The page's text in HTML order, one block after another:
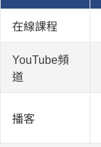
在線課程
YouTube頻
道
播客